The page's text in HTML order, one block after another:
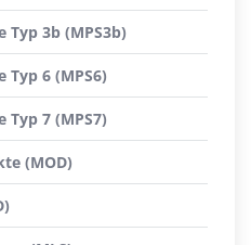
Typ 3b (MPS3b)
Typ 6 (MPS6)
Typ 7 (MPS7)
(MOD)